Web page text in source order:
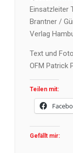
Einsatzleiter
Brantner /
Verlag
Text und
OFM Patrick
Teilen mit:
Gefällt mir: